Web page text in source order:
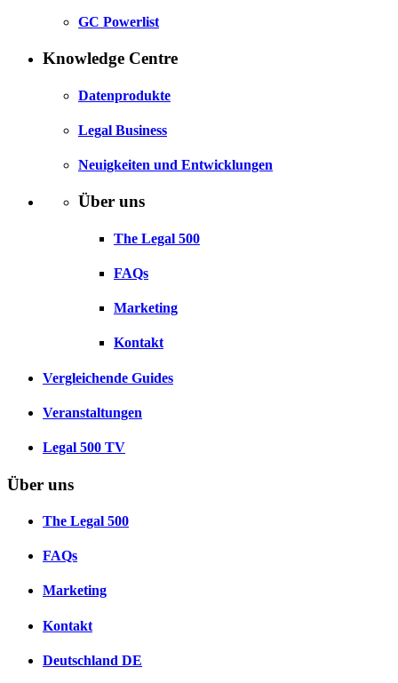
GC Powerlist
Knowledge Centre
Datenprodukte
Legal Business
Neuigkeiten und Entwicklungen
Über uns
The Legal 500
FAQs
Marketing
Kontakt
Vergleichende Guides
Veranstaltungen
Legal 500 TV
Über uns
The Legal 500
FAQs
Marketing
Kontakt
Deutschland DE